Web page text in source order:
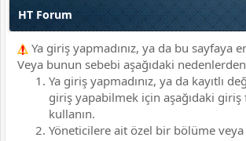
HT Forum
Ya giriş yapmadınız, ya da bu sayfaya
Veya bunun sebebi aşağıdaki
Ya giriş yapmadınız, ya da kayıtlı
giriş yapabilmek için aşağıdaki
kullanın.
Yöneticilere ait özel bir bölüme